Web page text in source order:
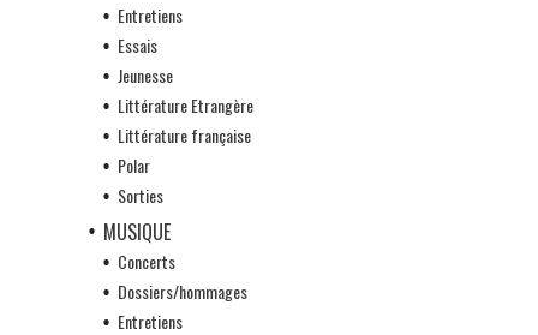
Entretiens
Essais
Jeunesse
Littérature Etrangère
Littérature française
Polar
Sorties
MUSIQUE
Concerts
Dossiers/hommages
Entretiens